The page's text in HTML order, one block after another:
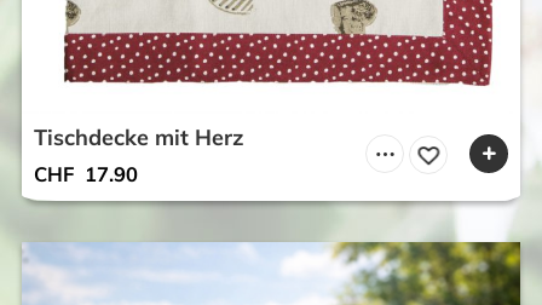
Tischdecke mit Herz
CHF 17.90